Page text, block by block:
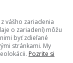
vášho zariadenia
o zariadení) môžu
byť zdieľané
stránkami. My
Pozrite si